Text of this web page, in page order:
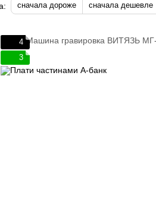
сначала дороже сначала дешевле
4
3